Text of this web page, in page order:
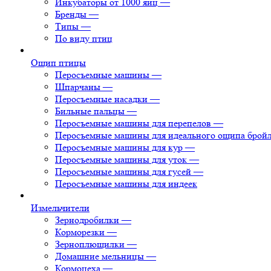
Бренды —
Типы —
По виду птиц
Ощип птицы
Перосъемные машины —
Шпарчаны —
Перосъемные насадки —
Бильные пальцы —
Перосъемные машины для перепелов —
Перосъемные машины для идеального ощипа
Перосъемные машины для кур —
Перосъемные машины для уток —
Перосъемные машины для гусей —
Перосъемные машины для индеек
Измельчители
Зернодробилки —
Корморезки —
Зерноплющилки —
Домашние мельницы —
Кормоцеха —